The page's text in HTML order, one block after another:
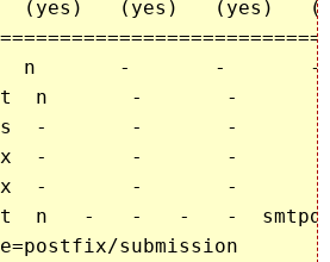
(yes)   (yes)
n       -       -       -
n       -       -       -
-       -       -
-       -       -
-       -       -
n   -   -   -   -  smtpd
submission